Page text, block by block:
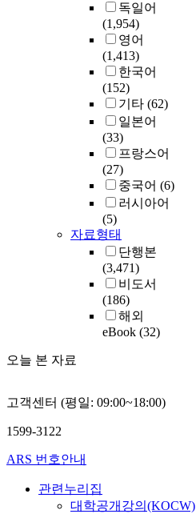
독일어
(1,954)
영어
(1,413)
한국어
(152)
기타 (62)
일본어
(33)
프랑스어
(27)
중국어 (6)
러시아어
(5)
자료형태
단행본
(3,471)
비도서
(186)
해외
eBook (32)
오늘 본 자료
고객센터 (평일: 09:00~18:00)
1599-3122
ARS 번호안내
관련누리집
대학공개강의(KOCW)